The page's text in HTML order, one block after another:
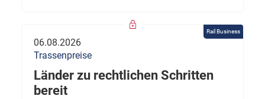
Rail Business
06.08.2026
Trassenpreise
Länder zu rechtlichen Schritten
bereit